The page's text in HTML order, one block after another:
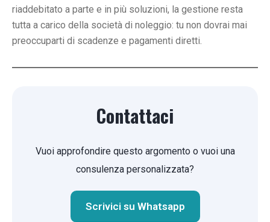
riaddebitato a parte e in più soluzioni, la gestione resta
tutta a carico della società di noleggio: tu non dovrai mai
preoccuparti di scadenze e pagamenti diretti.
Contattaci
Vuoi approfondire questo argomento o vuoi una
consulenza personalizzata?
Scrivici su Whatsapp